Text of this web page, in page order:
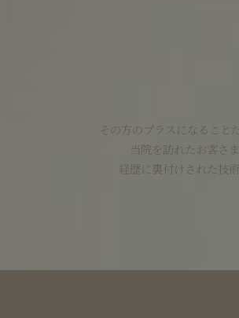
その方のプラスになること
当院を訪れたお客さ
経歴に裏付けされた技